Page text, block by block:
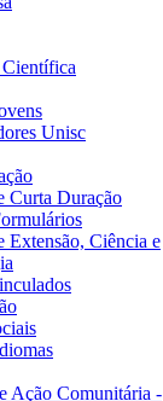
Unisc
Curta Duração
Extensão, Ciência e
Ação Comunitária -